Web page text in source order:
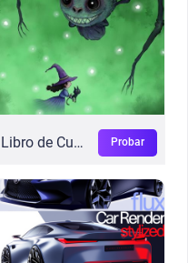
Libro de Cuentos Digital Probar